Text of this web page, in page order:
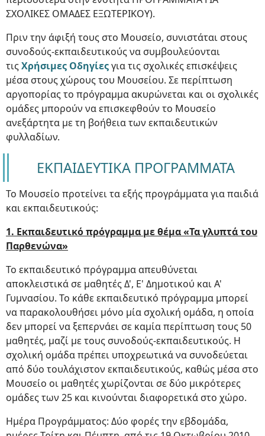
ΣΧΟΛΙΚΕΣ ΟΜΑΔΕΣ ΕΞΩΤΕΡΙΚΟΥ).
Πριν την άφιξή τους στο Μουσείο, συνιστάται στους
συνοδούς-εκπαιδευτικούς να συμβουλεύονται
τιςΧρήσιμες Οδηγίεςγια τις σχολικές επισκέψεις
μέσα στους χώρους του Μουσείου. Σε περίπτωση
αργοπορίας το πρόγραμμα ακυρώνεται και οι σχολικές
ομάδες μπορούν να επισκεφθούν το Mουσείο
ανεξάρτητα με τη βοήθεια των εκπαιδευτικών
φυλλαδίων.
ΕΚΠΑΙΔΕΥΤΙΚΑ ΠΡΟΓΡΑΜΜΑΤΑ
Το Μουσείο προτείνει τα εξής προγράμματα για παιδιά
και εκπαιδευτικούς:
1. Εκπαιδευτικό πρόγραμμα με θέμα «Τα γλυπτά του
Παρθενώνα»
Το εκπαιδευτικό πρόγραμμα απευθύνεται
αποκλειστικά σε μαθητές Δ', Ε' Δημοτικού και Α'
Γυμνασίου. Το κάθε εκπαιδευτικό πρόγραμμα μπορεί
να παρακολουθήσει μόνο μία σχολική ομάδα, η οποία
δεν μπορεί να ξεπερνάει σε καμία περίπτωση τους 50
μαθητές, μαζί με τους συνοδούς-εκπαιδευτικούς. Η
σχολική ομάδα πρέπει υποχρεωτικά να συνοδεύεται
από δύο τουλάχιστον εκπαιδευτικούς, καθώς μέσα στο
Μουσείο οι μαθητές χωρίζονται σε δύο μικρότερες
ομάδες των 25 και κινούνται διαφορετικά στο χώρο.
Ημέρα Προγράμματος: Δύο φορές την εβδομάδα,